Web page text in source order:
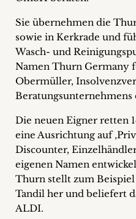
+
Blog
&
Podcasts
+
Team
Sie übernehmen die
sowie in Kerkrade und
Wasch- und
Namen Thurn Germany
Obermüller,
Beratungsunternehmens
Die neuen Eigner retten
eine Ausrichtung auf
Discounter,
eigenen Namen
Thurn stellt zum
Tandil her und beliefert
ALDI.